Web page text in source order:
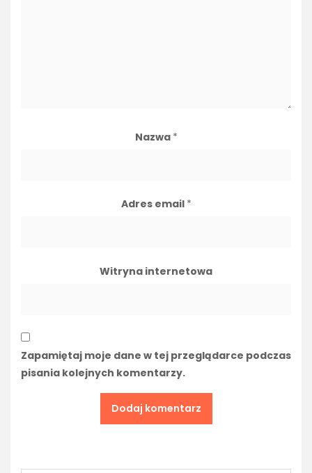
Nazwa *
Adres email *
Witryna internetowa
Zapamiętaj moje dane w tej przeglądarce podczas
pisania kolejnych komentarzy.